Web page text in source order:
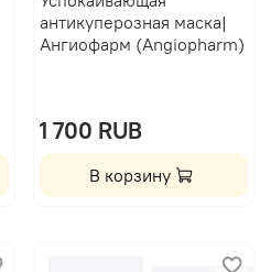
антикуперозная маска|
Ангиофарм (Angiopharm)
1 700 RUB
В корзину